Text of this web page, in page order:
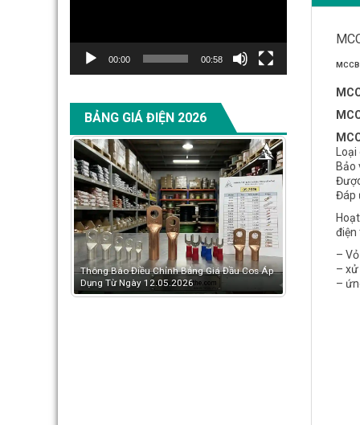
00:00 00:58
BẢNG GIÁ ĐIỆN 2026
Có Nên Chuyển Sang LS Hoặc Schneider Khi
Mitsubishi Tăng Giá?
Bảng giá
Tải Bảng giá
Bảo
Đáp
điện
–
–
–